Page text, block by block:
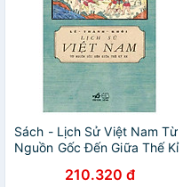
Sách - Lịch Sử Việt Nam Từ
Nguồn Gốc Đến Giữa Thế Kỉ
210.320 đ